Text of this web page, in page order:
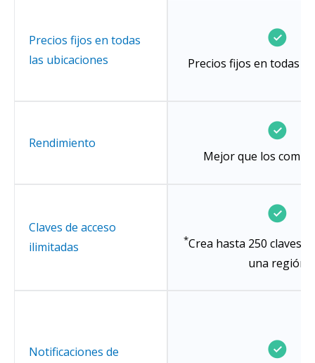
Precios fijos en todas
las ubicaciones
Precios fijos en todas
Rendimiento
Mejor que los
Claves de acceso
ilimitadas
*Crea hasta 250 claves
una región
Notificaciones de